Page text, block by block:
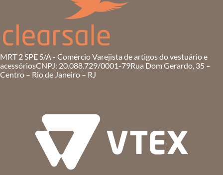
MRT 2 SPE S/A - Comércio Varejista de artigos do vestuário e
acessóriosCNPJ: 20.088.729/0001-79Rua Dom Gerardo, 35 –
Centro – Rio de Janeiro – RJ